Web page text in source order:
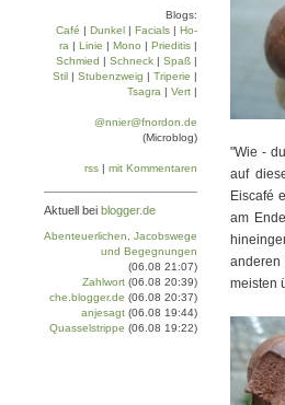
"Wie -
auf
Eiscafé
am
anderen
meisten
Blogs:
Café | Dun­kel | Facials | Ho­
ra | Linie | Mo­no | Prie­di­tis |
Schmied | Schneck | Spaß |
Stil | Stu­ben­zweig | Tri­pe­rie |
Tsa­gra | Vert |
@nnier@fnordon.de
(Microblog)
rss | mit Kommentaren
Aktuell bei blogger.de
Abenteuerlichen, Jacobswege
und Begegnungen
(06.08 21:07)
Zahlwort (06.08 20:39)
che.blogger.de (06.08 20:37)
anjesagt (06.08 19:44)
Quasselstrippe (06.08 19:22)